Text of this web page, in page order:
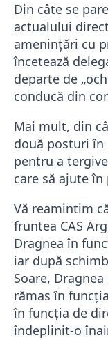
Din câte se
actualului
amenințări cu
încetează
departe de
conducă din
Mai mult, din
două posturi în
pentru a
care să ajute în
Vă reamintim
fruntea CAS
Dragnea în
iar după
Soare,
rămas în
în funcția de
îndeplinit-o